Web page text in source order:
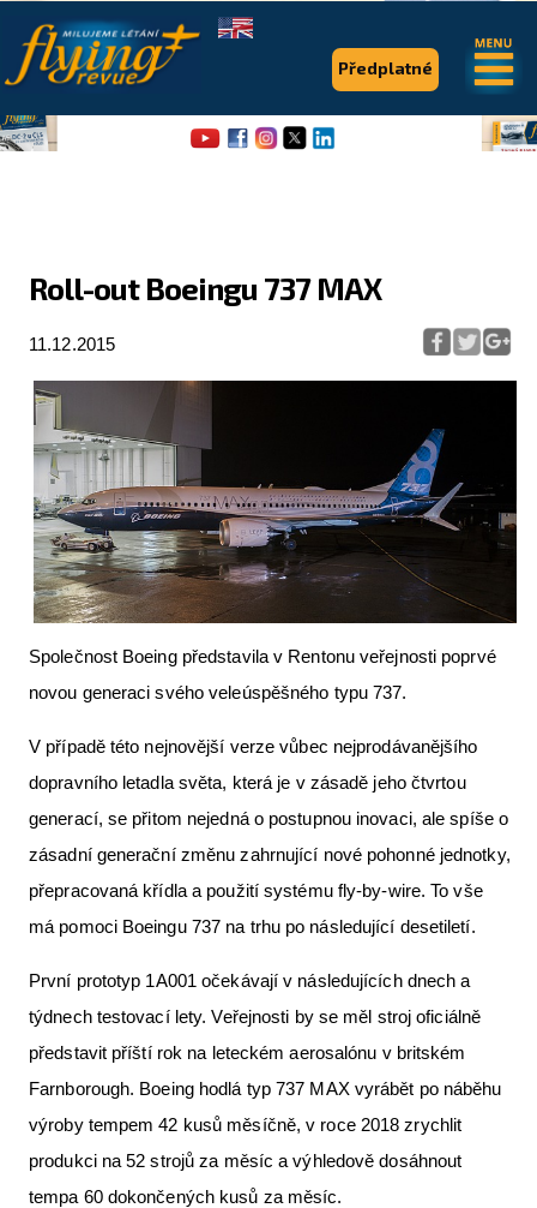
Roll-out Boeingu 737 MAX
11.12.2015
Společnost Boeing představila v Rentonu veřejnosti poprvé
novou generaci svého veleúspěšného typu 737.
V případě této nejnovější verze vůbec nejprodávanějšího
dopravního letadla světa, která je v zásadě jeho čtvrtou
generací, se přitom nejedná o postupnou inovaci, ale spíše o
zásadní generační změnu zahrnující nové pohonné jednotky,
přepracovaná křídla a použití systému fly-by-wire. To vše
má pomoci Boeingu 737 na trhu po následující desetiletí.
První prototyp 1A001 očekávají v následujících dnech a
týdnech testovací lety. Veřejnosti by se měl stroj oficiálně
představit příští rok na leteckém aerosalónu v britském
Farnborough. Boeing hodlá typ 737 MAX vyrábět po náběhu
výroby tempem 42 kusů měsíčně, v roce 2018 zrychlit
produkci na 52 strojů za měsíc a výhledově dosáhnout
tempa 60 dokončených kusů za měsíc.
Předplatné
.
Série & speciály
Letecká videa
Aktuální FR + archiv
Letecká muzea
VFR Communication app
The SAFE Guide app
Inzerujte s námi
E-SHOP